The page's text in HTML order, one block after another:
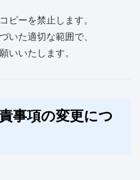
ピーを禁止します。
いた適切な範囲で、
いいたします。
事項の変更につ